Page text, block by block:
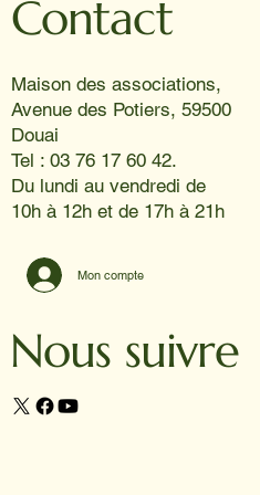
Contact
Maison des associations,
Avenue des Potiers, 59500
Douai
Tel : 03 76 17 60 42.
Du lundi au vendredi de
10h à 12h et de 17h à 21h
Mon compte
Nous suivre